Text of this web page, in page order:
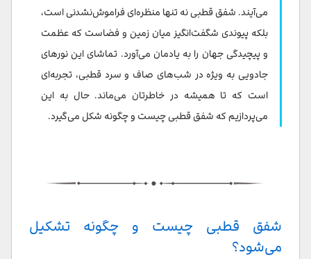
آیا می‌توان شفق شمالی را با چشم غیرمسلح دید؟
می‌آیند. شفق قطبی نه تنها منظره‌ای فراموش‌نشدنی است،
بلکه پیوندی شگفت‌انگیز میان زمین و فضاست که عظمت
و پیچیدگی جهان را به یادمان می‌آورد. تماشای این نورهای
جادویی به ویژه در شب‌های صاف و سرد قطبی، تجربه‌ای
است که تا همیشه در خاطرتان می‌ماند. حال به این
می‌پردازیم که شفق قطبی چیست و چگونه شکل می‌گیرد.
شفق قطبی چیست و چگونه تشکیل
می‌شود؟